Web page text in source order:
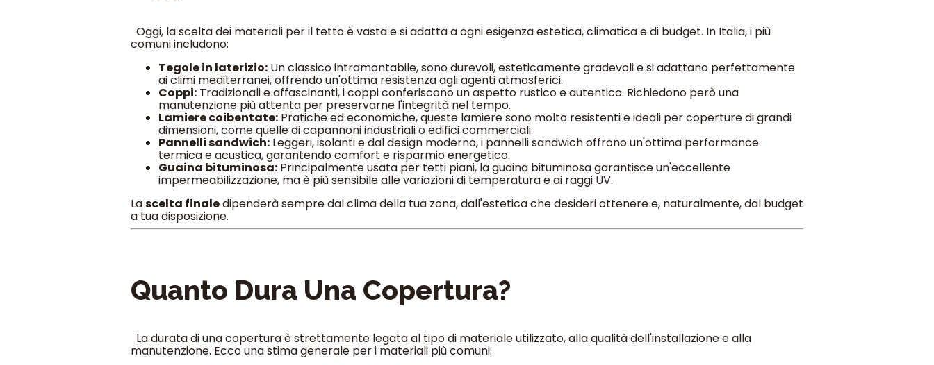
Oggi, la scelta dei materiali per il tetto è vasta e si adatta a ogni esigenza estetica, climatica e di budget. In Italia, i più
comuni includono:
Tegole in laterizio: Un classico intramontabile, sono durevoli, esteticamente gradevoli e si adattano perfettamente
ai climi mediterranei, offrendo un'ottima resistenza agli agenti atmosferici.
Coppi: Tradizionali e affascinanti, i coppi conferiscono un aspetto rustico e autentico. Richiedono però una
manutenzione più attenta per preservarne l'integrità nel tempo.
Lamiere coibentate: Pratiche ed economiche, queste lamiere sono molto resistenti e ideali per coperture di grandi
dimensioni, come quelle di capannoni industriali o edifici commerciali.
Pannelli sandwich: Leggeri, isolanti e dal design moderno, i pannelli sandwich offrono un'ottima performance
termica e acustica, garantendo comfort e risparmio energetico.
Guaina bituminosa: Principalmente usata per tetti piani, la guaina bituminosa garantisce un'eccellente
impermeabilizzazione, ma è più sensibile alle variazioni di temperatura e ai raggi UV.
Lascelta finaledipenderà sempre dal clima della tua zona, dall'estetica che desideri ottenere e, naturalmente, dal budget
a tua disposizione.
Quanto Dura Una Copertura?
La durata di una copertura è strettamente legata al tipo di materiale utilizzato, alla qualità dell'installazione e alla
manutenzione. Ecco una stima generale per i materiali più comuni: